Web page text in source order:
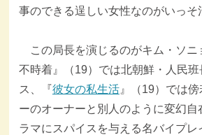
事のできる逞しい女性なのがいっそ
この局長を演じるのがキム・ソニ
不時着』（19）では北朝鮮・人民
ス、『彼女の私生活』（19）では傍
ーのオーナーと別人のように変幻自
ラマにスパイスを与える名バイプレ